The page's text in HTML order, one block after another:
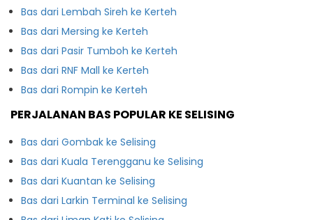
Bas dari Lembah Sireh ke Kerteh
Bas dari Mersing ke Kerteh
Bas dari Pasir Tumboh ke Kerteh
Bas dari RNF Mall ke Kerteh
Bas dari Rompin ke Kerteh
PERJALANAN BAS POPULAR KE SELISING
Bas dari Gombak ke Selising
Bas dari Kuala Terengganu ke Selising
Bas dari Kuantan ke Selising
Bas dari Larkin Terminal ke Selising